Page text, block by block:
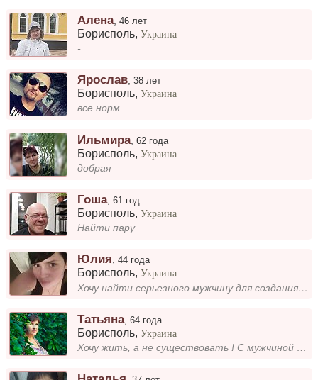
Алена,46 лет
Борисполь,Украина
-
Ярослав,38 лет
Борисполь,Украина
все норм
Ильмира,62 года
Борисполь,Украина
добрая
Гоша,61 год
Борисполь,Украина
Найти пару
Юлия,44 года
Борисполь,Украина
Хочу найти серьезного мужчину для создания семьи
Татьяна,64 года
Борисполь,Украина
Хочу жить, а не существовать ! С мужчиной с общими взглядами на жизнь, в взаимопонимании и уважении друг к другу....